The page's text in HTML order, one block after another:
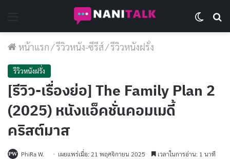
หน้าแรก/รีวิวหนัง-ซีรีส์/รีวิวหนังฝรั่ง
รีวิวหนังฝรั่ง
[รีวิว-เรื่องย่อ] The Family Plan 2
(2025) หนังแอ็คชั่นคอมเมดี้
คริสต์มาส
PhiRa W. เผยแพร่เมื่อ: 21 พฤศจิกายน 2025 เวลาในการอ่าน: 1 นาที